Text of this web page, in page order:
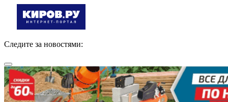
Следите за новостями: